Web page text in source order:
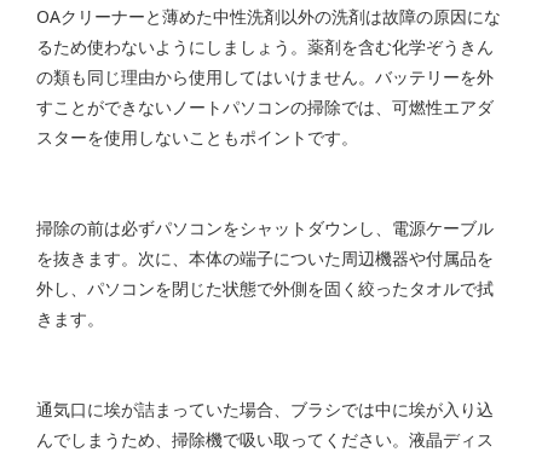
OAクリーナーと薄めた中性洗剤以外の洗剤は故障の原因にな
るため使わないようにしましょう。薬剤を含む化学ぞうきん
の類も同じ理由から使用してはいけません。バッテリーを外
すことができないノートパソコンの掃除では、可燃性エアダ
スターを使用しないこともポイントです。
掃除の前は必ずパソコンをシャットダウンし、電源ケーブル
を抜きます。次に、本体の端子についた周辺機器や付属品を
外し、パソコンを閉じた状態で外側を固く絞ったタオルで拭
きます。
通気口に埃が詰まっていた場合、ブラシでは中に埃が入り込
んでしまうため、掃除機で吸い取ってください。液晶ディス